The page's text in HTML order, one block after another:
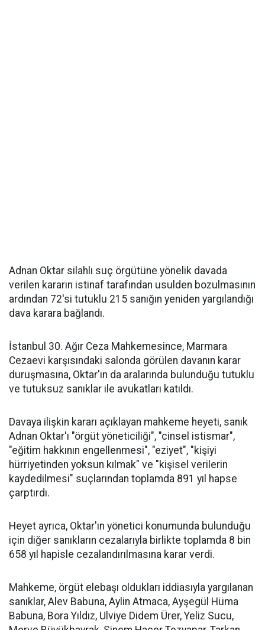
Adnan Oktar silahlı suç örgütüne yönelik davada
verilen kararın istinaf tarafından usulden bozulmasının
ardından 72'si tutuklu 215 sanığın yeniden yargılandığı
dava karara bağlandı.
İstanbul 30. Ağır Ceza Mahkemesince, Marmara
Cezaevi karşısındaki salonda görülen davanın karar
duruşmasına, Oktar'ın da aralarında bulunduğu tutuklu
ve tutuksuz sanıklar ile avukatları katıldı.
Davaya ilişkin kararı açıklayan mahkeme heyeti, sanık
Adnan Oktar'ı "örgüt yöneticiliği", "cinsel istismar",
"eğitim hakkının engellenmesi", "eziyet", "kişiyi
hürriyetinden yoksun kılmak" ve "kişisel verilerin
kaydedilmesi" suçlarından toplamda 891 yıl hapse
çarptırdı.
Heyet ayrıca, Oktar'ın yönetici konumunda bulunduğu
için diğer sanıkların cezalarıyla birlikte toplamda 8 bin
658 yıl hapisle cezalandırılmasına karar verdi.
Mahkeme, örgüt elebaşı oldukları iddiasıyla yargılanan
sanıklar, Alev Babuna, Aylin Atmaca, Ayşegül Hüma
Babuna, Bora Yıldız, Ulviye Didem Ürer, Yeliz Sucu,